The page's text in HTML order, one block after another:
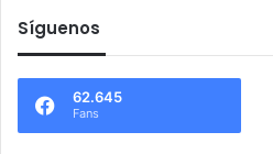
Síguenos
62.645
Fans